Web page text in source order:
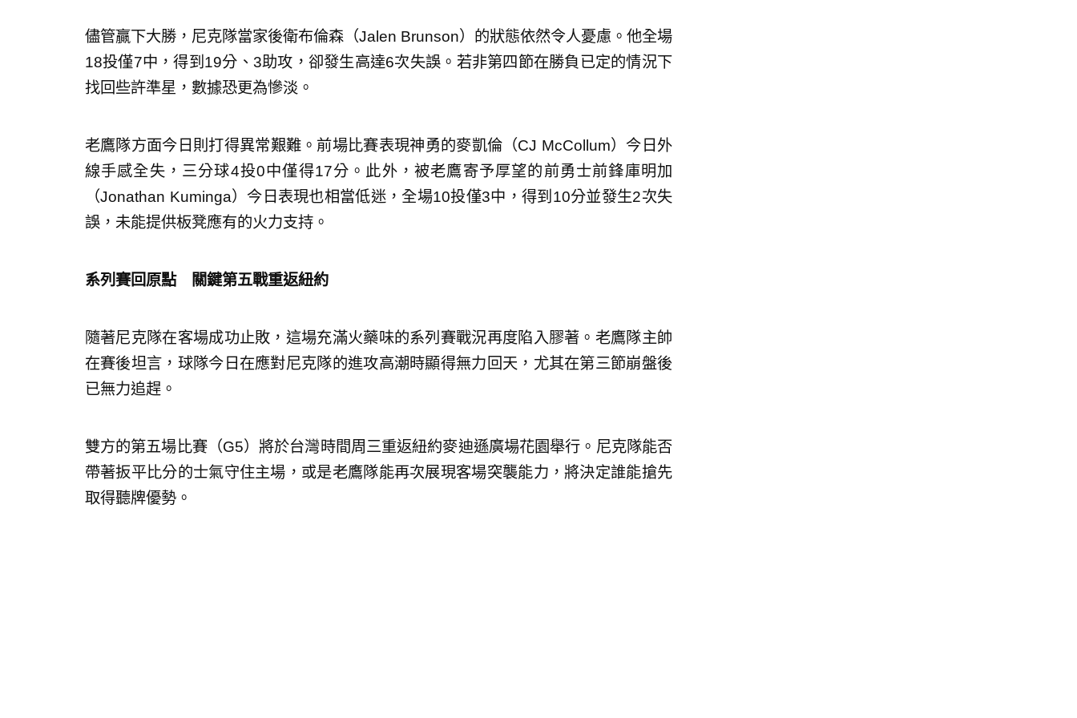
儘管贏下大勝，尼克隊當家後衛布倫森（Jalen Brunson）的狀態依然令人憂慮。他全場
18投僅7中，得到19分、3助攻，卻發生高達6次失誤。若非第四節在勝負已定的情況下
找回些許準星，數據恐更為慘淡。
老鷹隊方面今日則打得異常艱難。前場比賽表現神勇的麥凱倫（CJ McCollum）今日外
線手感全失，三分球4投0中僅得17分。此外，被老鷹寄予厚望的前勇士前鋒庫明加
（Jonathan Kuminga）今日表現也相當低迷，全場10投僅3中，得到10分並發生2次失
誤，未能提供板凳應有的火力支持。
系列賽回原點 關鍵第五戰重返紐約
隨著尼克隊在客場成功止敗，這場充滿火藥味的系列賽戰況再度陷入膠著。老鷹隊主帥
在賽後坦言，球隊今日在應對尼克隊的進攻高潮時顯得無力回天，尤其在第三節崩盤後
已無力追趕。
雙方的第五場比賽（G5）將於台灣時間周三重返紐約麥迪遜廣場花園舉行。尼克隊能否
帶著扳平比分的士氣守住主場，或是老鷹隊能再次展現客場突襲能力，將決定誰能搶先
取得聽牌優勢。